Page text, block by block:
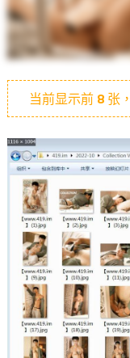
当前显示前 8张